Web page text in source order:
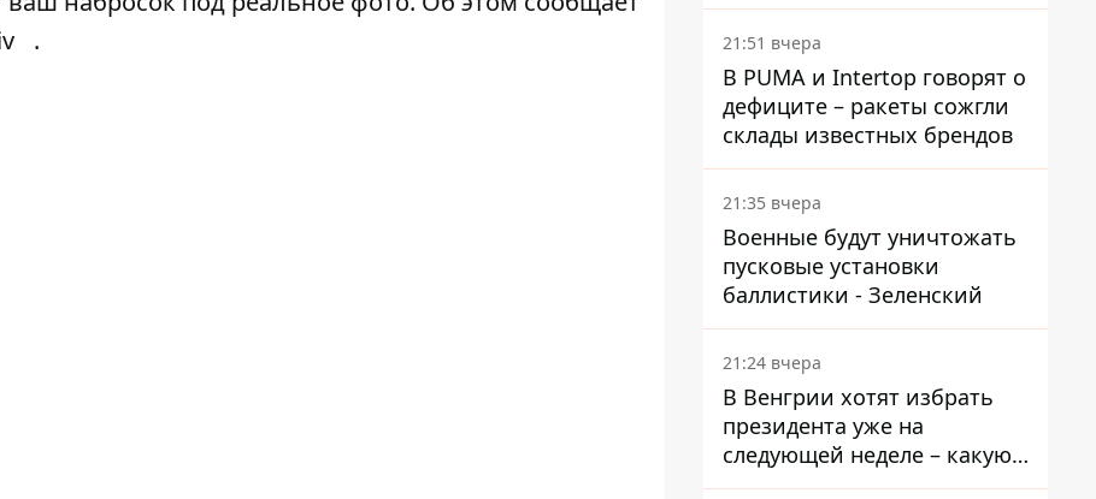
. 21:51 вчера
В PUMA и Intertop говорят о
дефиците – ракеты сожгли
склады известных брендов
21:35 вчера
Военные будут уничтожать
пусковые установки
баллистики - Зеленский
21:24 вчера
В Венгрии хотят избрать
президента уже на
следующей неделе – какую
дату предлагают